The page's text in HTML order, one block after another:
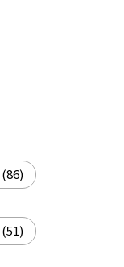
(86)
(51)